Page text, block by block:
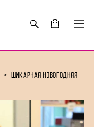
> шикарная новогодняя